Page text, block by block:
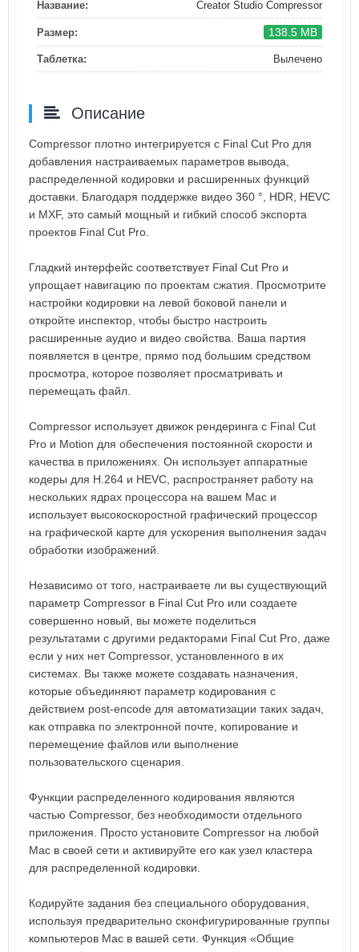
Название: Creator Studio Compressor
Размер: 138.5 MB
Таблетка: Вылечено
Описание
Compressor плотно интегрируется с Final Cut Pro для
добавления настраиваемых параметров вывода,
распределенной кодировки и расширенных функций
доставки. Благодаря поддержке видео 360 °, HDR, HEVC
и MXF, это самый мощный и гибкий способ экспорта
проектов Final Cut Pro.
Гладкий интерфейс соответствует Final Cut Pro и
упрощает навигацию по проектам сжатия. Просмотрите
настройки кодировки на левой боковой панели и
откройте инспектор, чтобы быстро настроить
расширенные аудио и видео свойства. Ваша партия
появляется в центре, прямо под большим средством
просмотра, которое позволяет просматривать и
перемещать файл.
Compressor использует движок рендеринга с Final Cut
Pro и Motion для обеспечения постоянной скорости и
качества в приложениях. Он использует аппаратные
кодеры для H.264 и HEVC, распространяет работу на
нескольких ядрах процессора на вашем Mac и
использует высокоскоростной графический процессор
на графической карте для ускорения выполнения задач
обработки изображений.
Независимо от того, настраиваете ли вы существующий
параметр Compressor в Final Cut Pro или создаете
совершенно новый, вы можете поделиться
результатами с другими редакторами Final Cut Pro, даже
если у них нет Compressor, установленного в их
системах. Вы также можете создавать назначения,
которые объединяют параметр кодирования с
действием post-encode для автоматизации таких задач,
как отправка по электронной почте, копирование и
перемещение файлов или выполнение
пользовательского сценария.
Функции распределенного кодирования являются
частью Compressor, без необходимости отдельного
приложения. Просто установите Compressor на любой
Mac в своей сети и активируйте его как узел кластера
для распределенной кодировки.
Кодируйте задания без специального оборудования,
используя предварительно сконфигурированные группы
компьютеров Mac в вашей сети. Функция «Общие